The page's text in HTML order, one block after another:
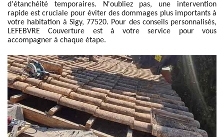
d'étanchéité temporaires. N'oubliez pas, une intervention
rapide est cruciale pour éviter des dommages plus importants à
votre habitation à Sigy, 77520. Pour des conseils personnalisés,
LEFEBVRE Couverture est à votre service pour vous
accompagner à chaque étape.